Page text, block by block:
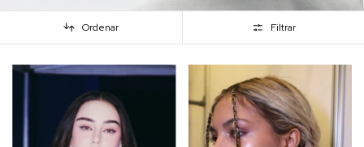
Ordenar Filtrar